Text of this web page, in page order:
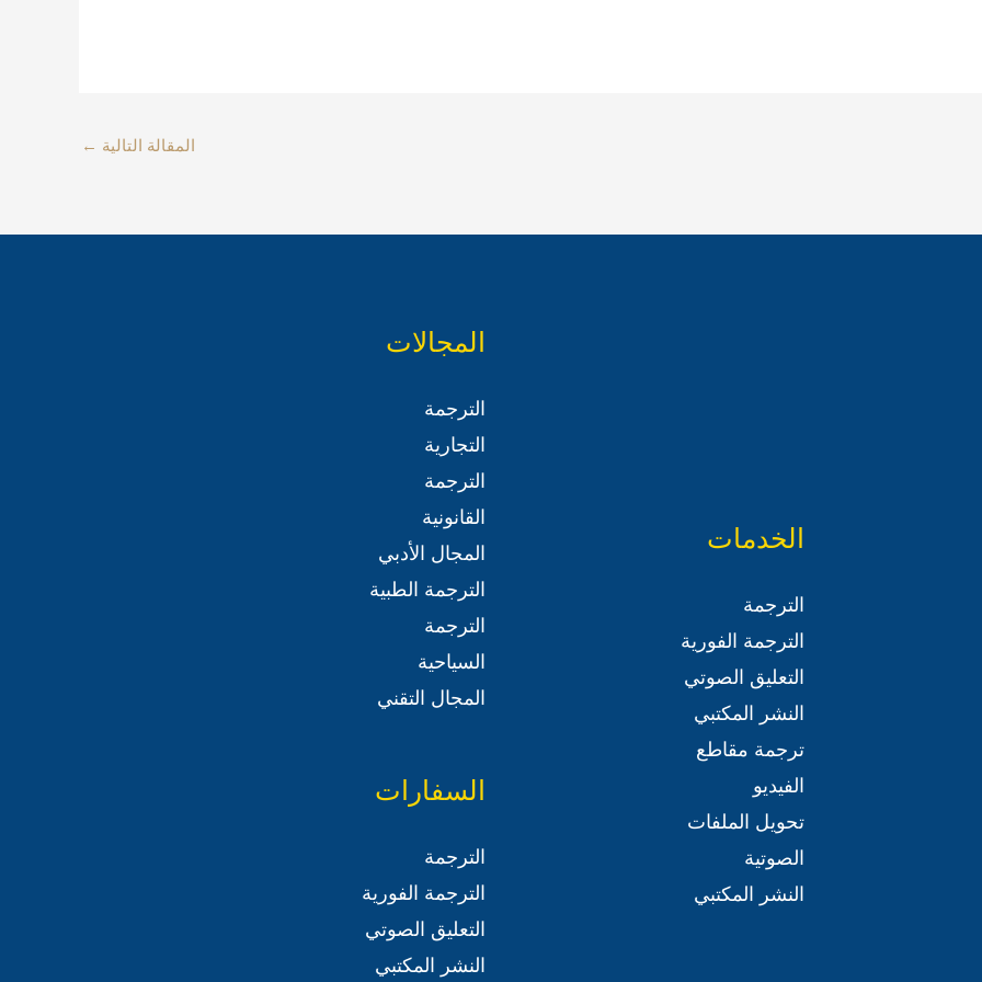
المقالة التالية ←
الخدمات
الترجمة
الترجمة الفورية
التعليق الصوتي
النشر المكتبي
ترجمة مقاطع
الفيديو
تحويل الملفات
الصوتية
النشر المكتبي
المجالات
الترجمة
التجارية
الترجمة
القانونية
المجال الأدبي
الترجمة الطبية
الترجمة
السياحية
المجال التقني
السفارات
الترجمة
الترجمة الفورية
التعليق الصوتي
النشر المكتبي